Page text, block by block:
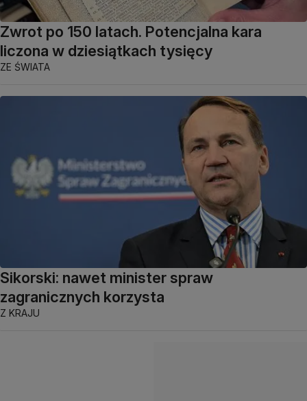
Zwrot po 150 latach. Potencjalna kara
liczona w dziesiątkach tysięcy
ZE ŚWIATA
Sikorski: nawet minister spraw
zagranicznych korzysta
Z KRAJU